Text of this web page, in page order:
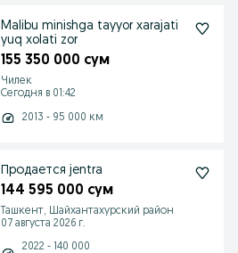
Malibu minishga tayyor xarajati
yuq xolati zor
155 350 000 сум
Чилек
Сегодня в 01:42
2013 - 95 000 км
Продается jentra
144 595 000 сум
Ташкент, Шайхантахурский район
07 августа 2026 г.
2022 - 140 000